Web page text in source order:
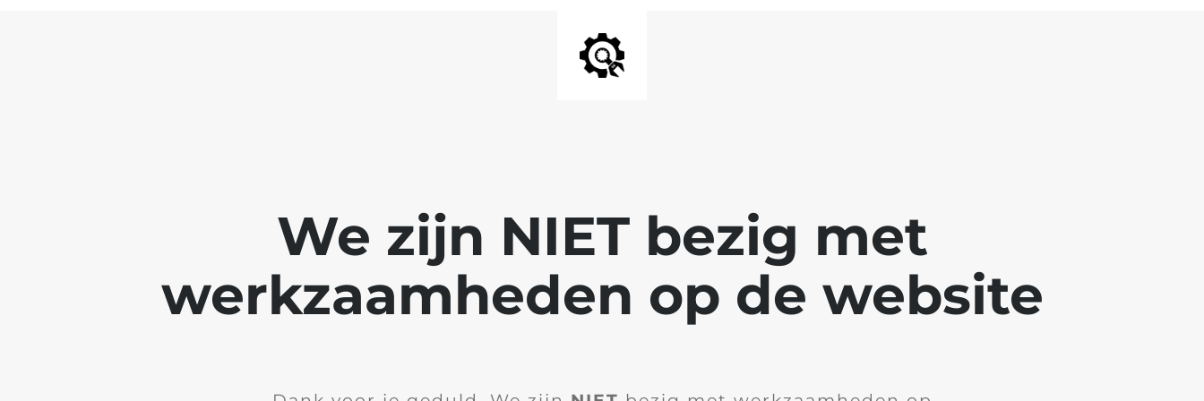
We zijn NIET bezig met
werkzaamheden op de website